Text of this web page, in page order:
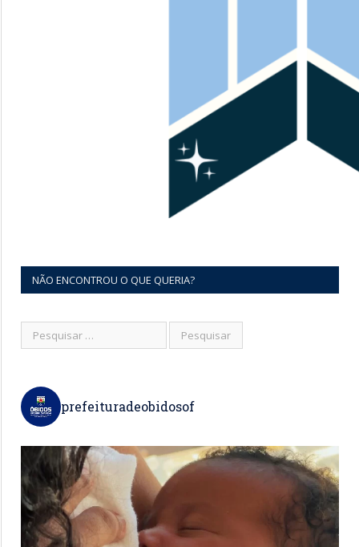
NÃO ENCONTROU O QUE QUERIA?
prefeituradeobidosof